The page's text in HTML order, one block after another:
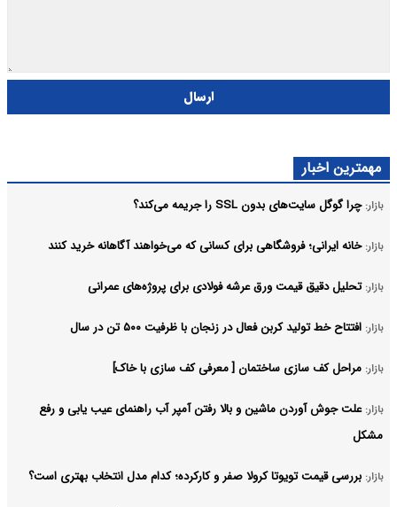
ارسال
مهمترین اخبار
بازار: چرا گوگل سایت‌های بدون SSL را جریمه می‌کند؟
بازار: خانه ایرانی؛ فروشگاهی برای کسانی که می‌خواهند آگاهانه خرید کنند
بازار: تحلیل دقیق قیمت ورق عرشه فولادی برای پروژه‌های عمرانی
بازار: افتتاح خط تولید کربن فعال در زنجان با ظرفیت ۵۰۰ تن در سال
بازار: مراحل کف سازی ساختمان [ معرفی کف سازی با خاک]
بازار: علت جوش آوردن ماشین و بالا رفتن آمپر آب راهنمای عیب یابی و رفع
مشکل
بازار: بررسی قیمت تویوتا کرولا صفر و کارکرده؛ کدام مدل انتخاب بهتری است؟